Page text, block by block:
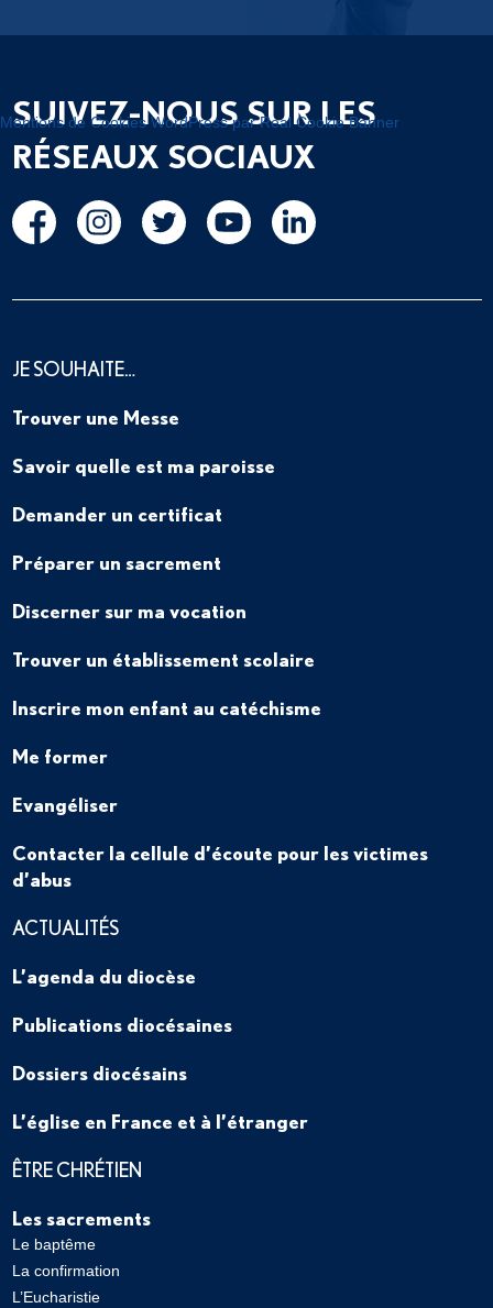
SUIVEZ-NOUS SUR LES
RÉSEAUX SOCIAUX
JE SOUHAITE…
Trouver une Messe
Savoir quelle est ma paroisse
Demander un certificat
Préparer un sacrement
Discerner sur ma vocation
Trouver un établissement scolaire
Inscrire mon enfant au catéchisme
Me former
Evangéliser
Contacter la cellule d’écoute pour les victimes
d’abus
ACTUALITÉS
L’agenda du diocèse
Publications diocésaines
Dossiers diocésains
L’église en France et à l’étranger
ÊTRE CHRÉTIEN
Les sacrements
Le baptême
La confirmation
L’Eucharistie
Mentions de Cookies WordPress par Real Cookie Banner